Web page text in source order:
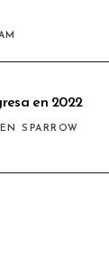
en 2022
SPARROW